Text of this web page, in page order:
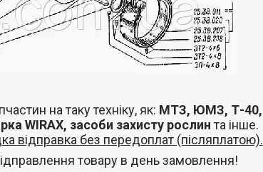
на таку техніку, як: МТЗ, ЮМЗ, Т-40,
WIRAX, засоби захисту рослинта інше.
відправка без передоплат (післяплатою).
товару в день замовлення!